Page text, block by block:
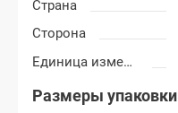
Страна
Сторона
Единица измерения
Размеры упаковки